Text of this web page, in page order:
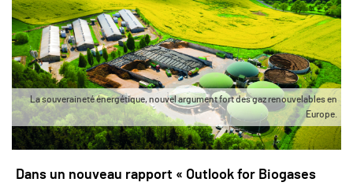
La souveraineté énergétique, nouvel argument fort des gaz renouvelables en
Europe.
Dans un nouveau rapport « Outlook for Biogases